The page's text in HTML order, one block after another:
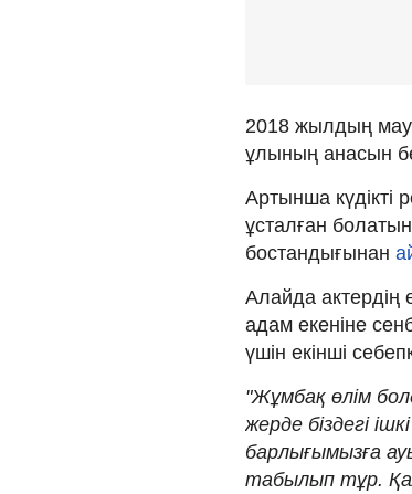
2018 жылдың
ұлының анасын
Артынша күдікті
ұсталған
бостандығынан
Алайда актердің
адам екеніне
үшін екінші
"Жұмбақ өлім
жерде біздегі
барлығымызға
табылып тұр.